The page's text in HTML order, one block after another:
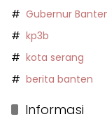
Gubernur
kp3b
kota serang
berita banten
Informasi